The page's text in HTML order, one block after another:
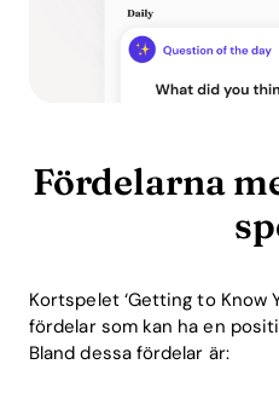
Fördelarna
Kortspelet ‘Getting to Know
fördelar som kan ha en
Bland dessa fördelar är: